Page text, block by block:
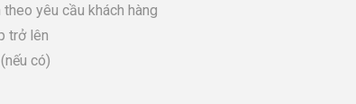
yêu cầu khách hàng
trở lên
có)